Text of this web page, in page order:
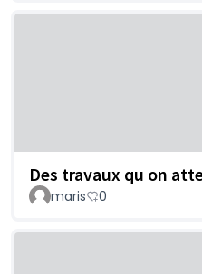
Des travaux qu on
maris 0